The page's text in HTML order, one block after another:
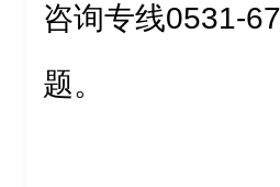
咨询专线0531-
题。